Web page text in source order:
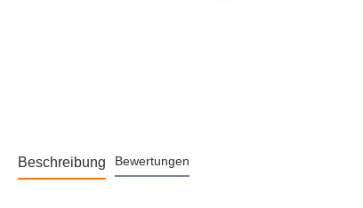
Beschreibung Bewertungen